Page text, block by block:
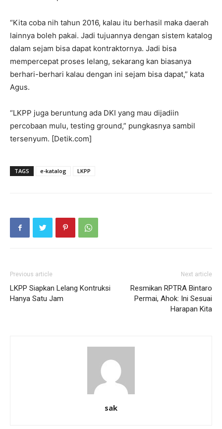
“Kita coba nih tahun 2016, kalau itu berhasil maka daerah
lainnya boleh pakai. Jadi tujuannya dengan sistem katalog
dalam sejam bisa dapat kontraktornya. Jadi bisa
mempercepat proses lelang, sekarang kan biasanya
berhari-berhari kalau dengan ini sejam bisa dapat,” kata
Agus.
“LKPP juga beruntung ada DKI yang mau dijadiin
percobaan mulu, testing ground,” pungkasnya sambil
tersenyum. [Detik.com]
TAGS e-katalog LKPP
Previous article
LKPP Siapkan Lelang Kontruksi
Hanya Satu Jam
Next article
Resmikan RPTRA Bintaro
Permai, Ahok: Ini Sesuai
Harapan Kita
sak